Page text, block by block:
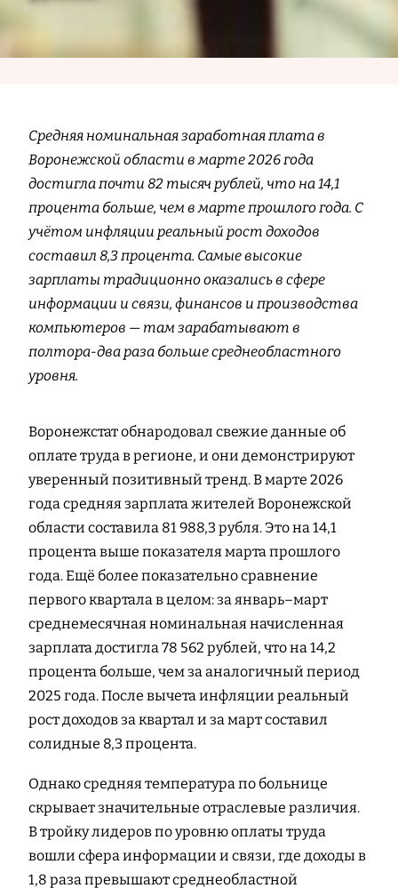
Средняя номинальная заработная плата в
Воронежской области в марте 2026 года
достигла почти 82 тысяч рублей, что на 14,1
процента больше, чем в марте прошлого года. С
учётом инфляции реальный рост доходов
составил 8,3 процента. Самые высокие
зарплаты традиционно оказались в сфере
информации и связи, финансов и производства
компьютеров — там зарабатывают в
полтора-два раза больше среднеобластного
уровня.
Воронежстат обнародовал свежие данные об
оплате труда в регионе, и они демонстрируют
уверенный позитивный тренд. В марте 2026
года средняя зарплата жителей Воронежской
области составила 81 988,3 рубля. Это на 14,1
процента выше показателя марта прошлого
года. Ещё более показательно сравнение
первого квартала в целом: за январь–март
среднемесячная номинальная начисленная
зарплата достигла 78 562 рублей, что на 14,2
процента больше, чем за аналогичный период
2025 года. После вычета инфляции реальный
рост доходов за квартал и за март составил
солидные 8,3 процента.
Однако средняя температура по больнице
скрывает значительные отраслевые различия.
В тройку лидеров по уровню оплаты труда
вошли сфера информации и связи, где доходы в
1,8 раза превышают среднеобластной